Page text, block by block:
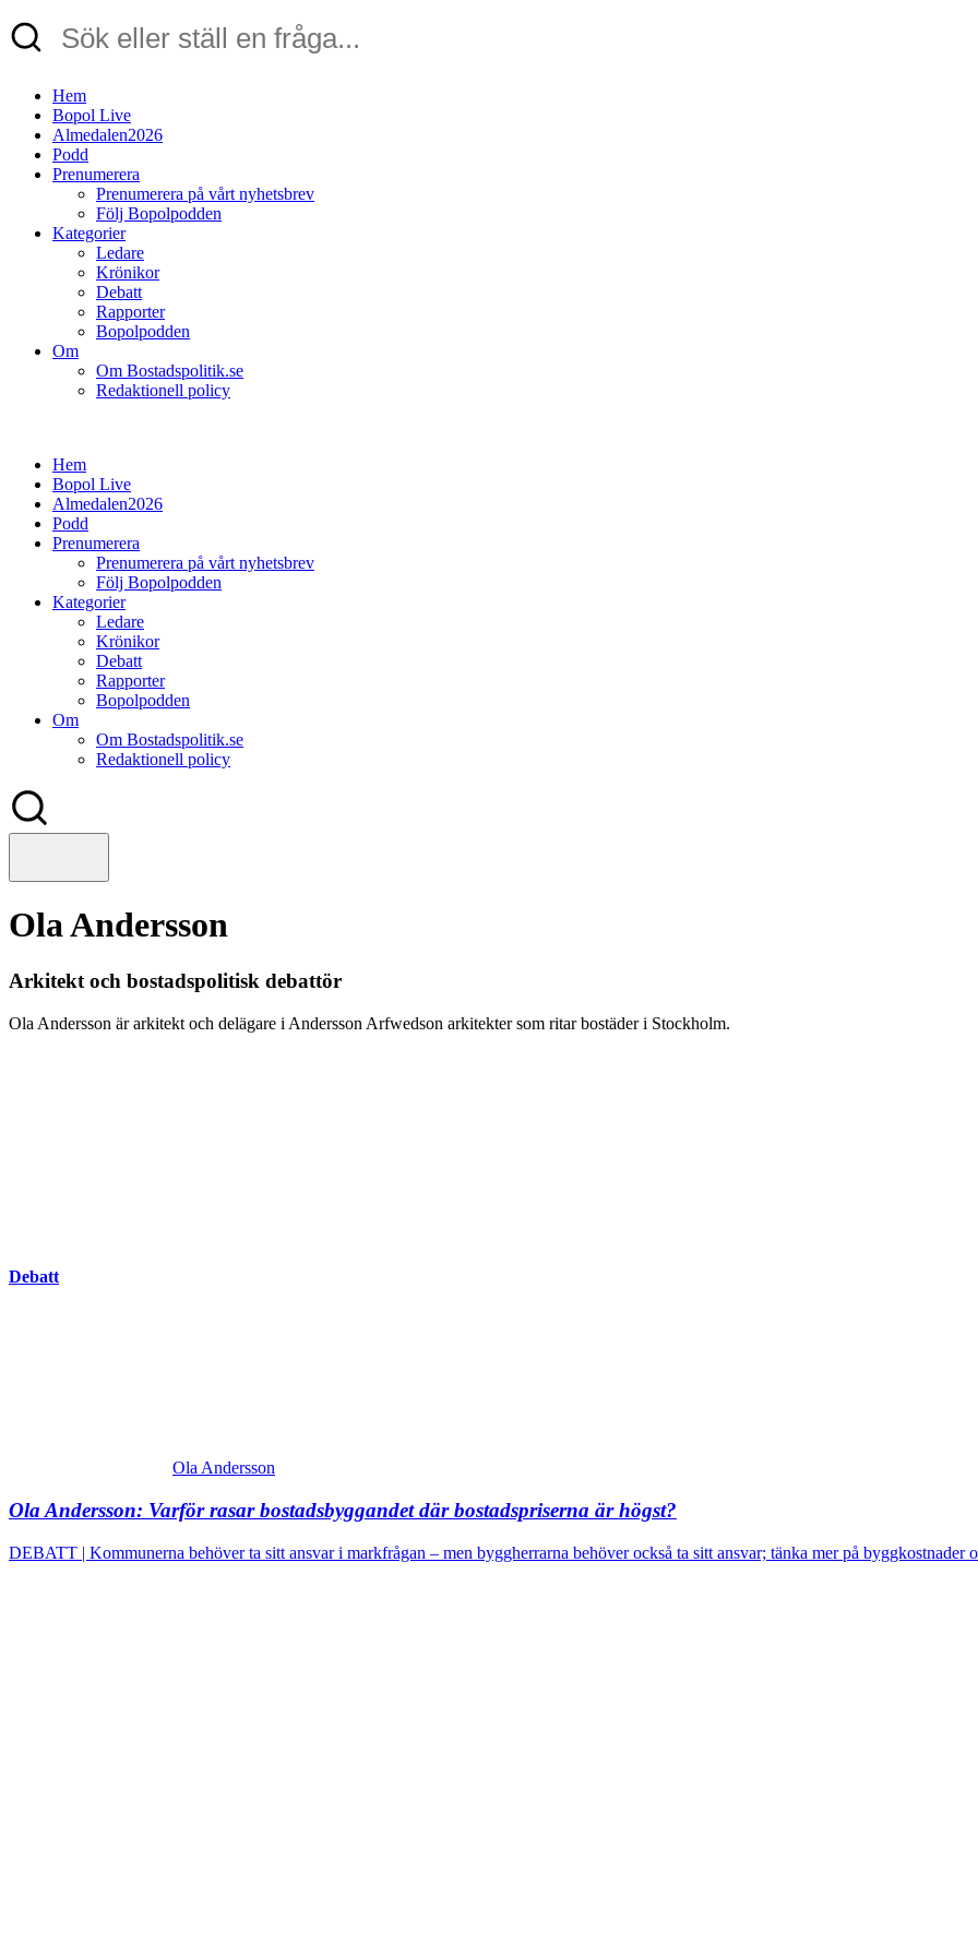
Hem
Bopol Live
Almedalen2026
Podd
Prenumerera
Prenumerera på vårt nyhetsbrev
Följ Bopolpodden
Kategorier
Ledare
Krönikor
Debatt
Rapporter
Bopolpodden
Om
Om Bostadspolitik.se
Redaktionell policy
Hem
Bopol Live
Almedalen2026
Podd
Prenumerera
Prenumerera på vårt nyhetsbrev
Följ Bopolpodden
Kategorier
Ledare
Krönikor
Debatt
Rapporter
Bopolpodden
Om
Om Bostadspolitik.se
Redaktionell policy
Ola Andersson
Arkitekt och bostadspolitisk debattör
Ola Andersson är arkitekt och delägare i Andersson Arfwedson arkitekter som ritar bostäder i Stockholm.
Debatt
Ola Andersson
Ola Andersson: Varför rasar bostadsbyggandet där bostadspriserna är högst?
DEBATT | Kommunerna behöver ta sitt ansvar i markfrågan – men byggherrarna behöver också ta sitt ansvar; tänka mer på byggkostnader